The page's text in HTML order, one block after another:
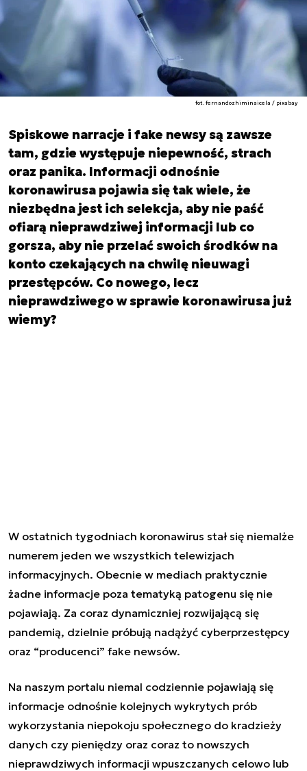
fot. fernandozhiminaicela / pixabay
Spiskowe narracje i fake newsy są zawsze
tam, gdzie występuje niepewność, strach
oraz panika. Informacji odnośnie
koronawirusa pojawia się tak wiele, że
niezbędna jest ich selekcja, aby nie paść
ofiarą nieprawdziwej informacji lub co
gorsza, aby nie przelać swoich środków na
konto czekających na chwilę nieuwagi
przestępców. Co nowego, lecz
nieprawdziwego w sprawie koronawirusa już
wiemy?
W ostatnich tygodniach koronawirus stał się niemalże
numerem jeden we wszystkich telewizjach
informacyjnych. Obecnie w mediach praktycznie
żadne informacje poza tematyką patogenu się nie
pojawiają. Za coraz dynamiczniej rozwijającą się
pandemią, dzielnie próbują nadążyć cyberprzestępcy
oraz “producenci” fake newsów.
Na naszym portalu niemal codziennie pojawiają się
informacje odnośnie kolejnych wykrytych prób
wykorzystania niepokoju społecznego do kradzieży
danych czy pieniędzy oraz coraz to nowszych
nieprawdziwych informacji wpuszczanych celowo lub